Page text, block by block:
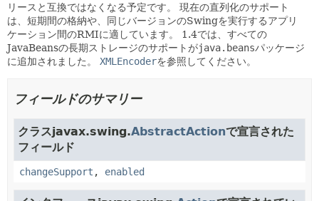
リースと互換ではなくなる予定です。
現在の直列化のサポート
は、短期間の格納や、同じバージョンのSwingを実行するアプリ
ケーション間のRMIに適しています。
1.4では、すべての
JavaBeansの長期ストレージのサポートがjava.beansパッケージ
に追加されました。
XMLEncoderを参照してください。
フィールドのサマリー
クラスjavax.swing.AbstractActionで宣言された
フィールド
changeSupport , enabled